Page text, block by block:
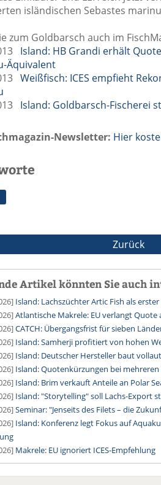
isländischen Sebastes
zum Goldbarsch auch im
Island: HB Grandi erhält
Äquivalent
Weißfisch: ICES empfieht
Island: Goldbarsch-Fischerei
Newsletter: Hier
Zurück
Artikel könnten Sie auch
Island: Lachszüchter Artic Fish als
Atlantische Makrele: EU verlangt Quote
CATCH: Übergangsfrist für sieben
Island: Samherji profitiert von hohen
Island: Deutscher Hersteller baut
Island: Quotenkürzungen bei
Island: Brim verkauft Anteile an Polar
Island: "Storytelling" soll Lachs-Export
Seminar: "Jenseits des Filets – die
Island: Konferenz legt Fokus auf
Makrele: EU ignoriert ICES-Empfehlung